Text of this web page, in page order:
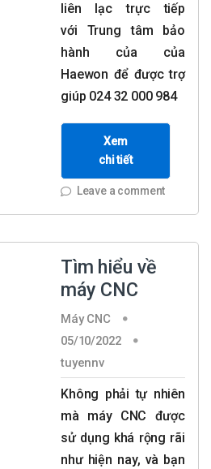
liên lạc trực tiếp
với Trung tâm bảo
hành của của
Haewon để được trợ
giúp 024 32 000 984
Xem
chi tiết
Leave a comment
Tìm hiểu về
máy CNC
Máy CNC
05/10/2022
tuyennv
Không phải tự nhiên
mà máy CNC được
sử dụng khá rộng rãi
như hiện nay, và bạn